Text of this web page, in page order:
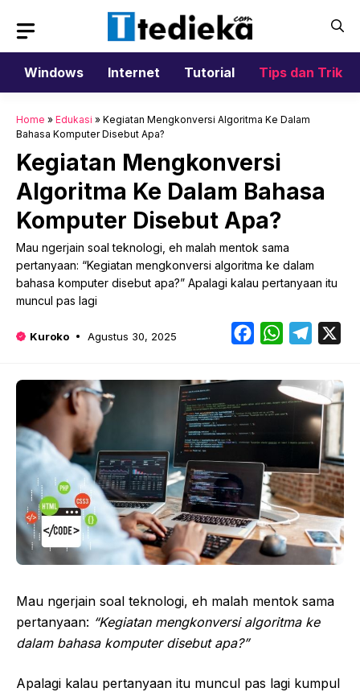
isi
Windows
Internet Tutorial Tips dan Trik
Home » Edukasi » Kegiatan Mengkonversi Algoritma Ke Dalam
Bahasa Komputer Disebut Apa?
Kegiatan Mengkonversi
Algoritma Ke Dalam Bahasa
Komputer Disebut Apa?
Mau ngerjain soal teknologi, eh malah mentok sama
pertanyaan: “Kegiatan mengkonversi algoritma ke dalam
bahasa komputer disebut apa?” Apalagi kalau pertanyaan itu
muncul pas lagi
Kuroko Agustus 30, 2025 FacebookWhatsApp
Mau ngerjain soal teknologi, eh malah mentok sama
pertanyaan: “Kegiatan mengkonversi algoritma ke
dalam bahasa komputer disebut apa?”
Apalagi kalau pertanyaan itu muncul pas lagi kumpul